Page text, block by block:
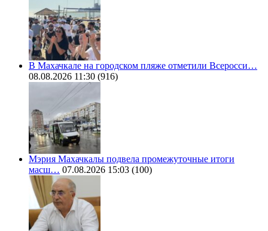
В Махачкале на городском пляже отметили Всеросси…
08.08.2026 11:30 (916)
Мэрия Махачкалы подвела промежуточные итоги
масш… 07.08.2026 15:03 (100)